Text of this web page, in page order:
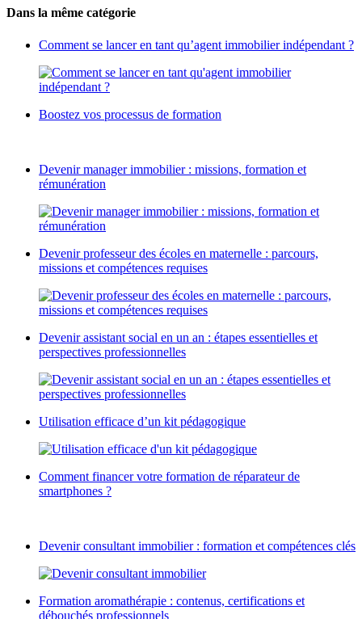
Dans la même catégorie
Comment se lancer en tant qu’agent immobilier indépendant ?
Boostez vos processus de formation
Devenir manager immobilier : missions, formation et
rémunération
Devenir professeur des écoles en maternelle : parcours,
missions et compétences requises
Devenir assistant social en un an : étapes essentielles et
perspectives professionnelles
Utilisation efficace d’un kit pédagogique
Comment financer votre formation de réparateur de
smartphones ?
Devenir consultant immobilier : formation et compétences clés
Formation aromathérapie : contenus, certifications et
débouchés professionnels